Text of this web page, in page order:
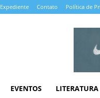
Expediente Contato Política de
EVENTOS LITERATURA